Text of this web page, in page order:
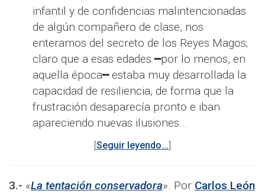
infantil y de confidencias malintencionadas
de algún compañero de clase, nos
enteramos del secreto de los Reyes Magos;
claro que a esas edades ━por lo menos, en
aquella época━ estaba muy desarrollada la
capacidad de resiliencia, de forma que la
frustración desaparecía pronto e iban
apareciendo nuevas ilusiones...
Seguir leyendo...
3.- «La tentación conservadora». Por Carlos León